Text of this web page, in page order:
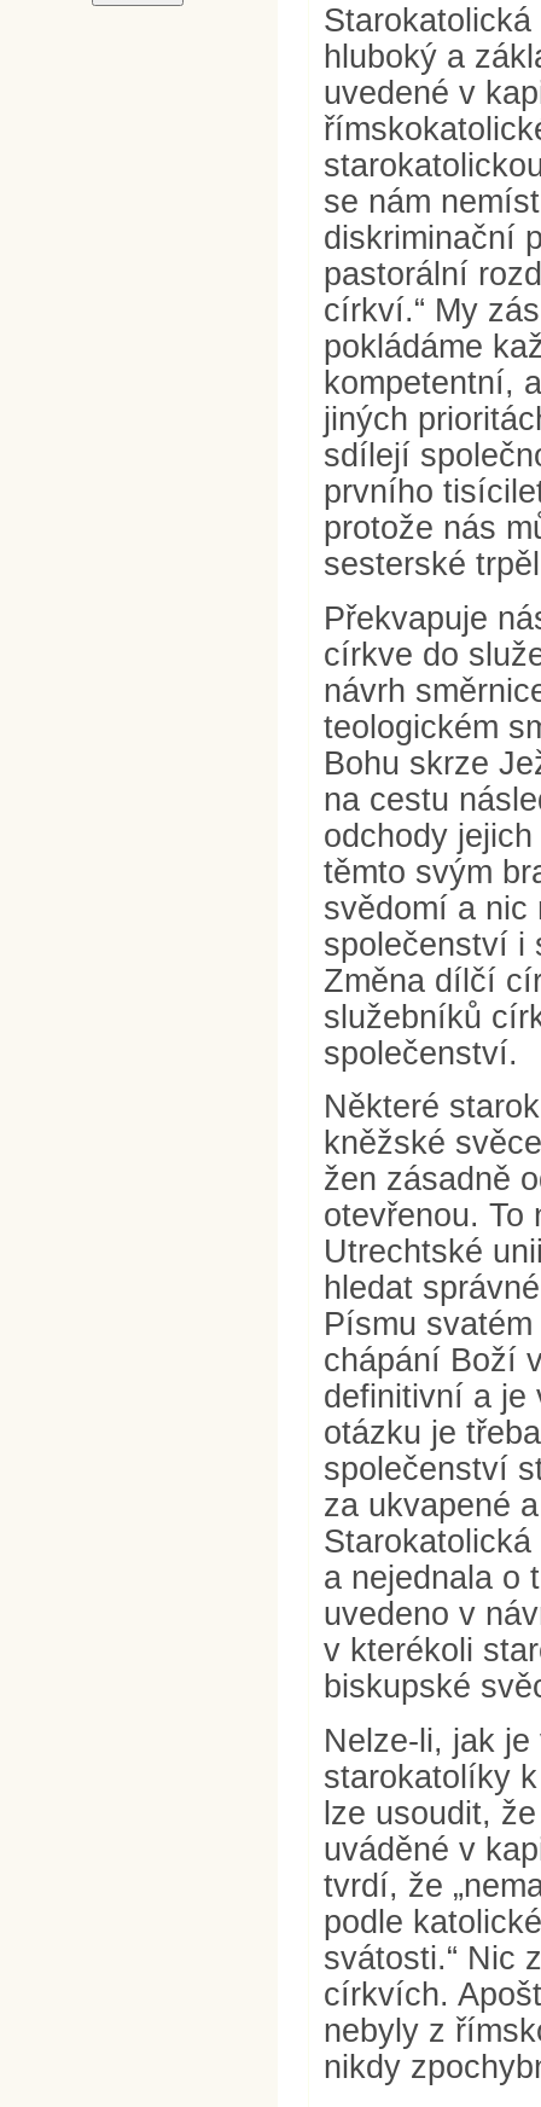
hluboký a
uvedené v
se nám
diskriminační
pastorální
církví.“ My
pokládáme
kompetentní,
jiných
sdílejí
prvního
protože nás
sesterské
Překvapuje
církve do
návrh
teologickém
Bohu skrze
na cestu
odchody
těmto svým
svědomí a nic
společenství i
Změna dílčí
služebníků
společenství.
Některé
kněžské
žen zásadně
otevřenou. To
Utrechtské
hledat
Písmu
chápání Boží
definitivní a je
otázku je
společenství
za ukvapené
a nejednala o
uvedeno v
v kterékoli
biskupské
Nelze-li, jak
starokatolíky
lze usoudit,
uváděné v
tvrdí, že
podle
svátosti.“ Nic
církvích.
nebyly z
nikdy